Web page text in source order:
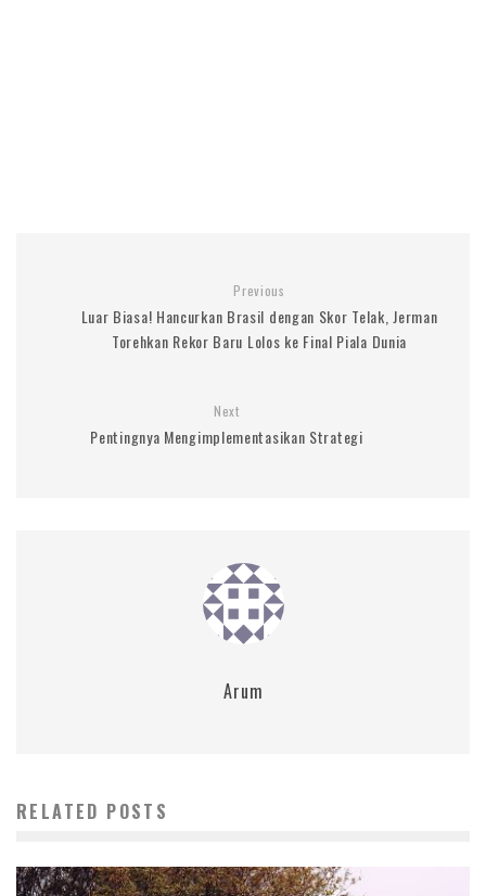
Previous
Luar Biasa! Hancurkan Brasil dengan Skor Telak, Jerman
Torehkan Rekor Baru Lolos ke Final Piala Dunia
Next
Pentingnya Mengimplementasikan Strategi
Arum
RELATED POSTS